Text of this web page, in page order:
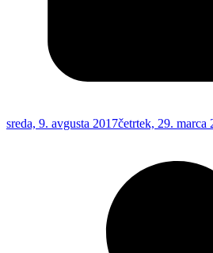
sreda, 9. avgusta 2017četrtek, 29. marca